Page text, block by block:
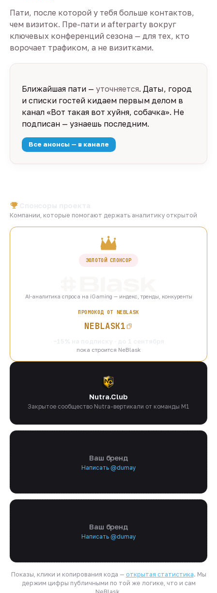
Пати, после которой у тебя больше контактов,
чем визиток. Пре-пати и afterparty вокруг
ключевых конференций сезона — для тех, кто
ворочает трафиком, а не визитками.
Ближайшая пати — уточняется. Даты, город
и списки гостей кидаем первым делом в
канал «Вот такая вот хуйня, собачка». Не
подписан — узнаешь последним.
Все анонсы — в канале
Компании, которые помогают держать аналитику открытой
ЗОЛОТОЙ СПОНСОР
AI-аналитика спроса на iGaming — индекс, тренды, конкуренты
ПРОМОКОД ОТ NEBLASK
NEBLASK1
пока строится NeBlask
Nutra.Club
Закрытое сообщество Nutra-вертикали от команды M1
Ваш бренд
Написать @dumay
Ваш бренд
Написать @dumay
Показы, клики и копирования кода — открытая статистика. Мы
держим цифры публичными по той же логике, что и сам